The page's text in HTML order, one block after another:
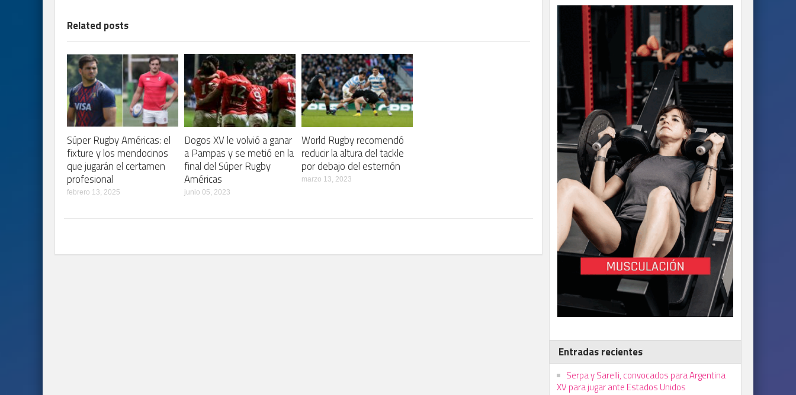
Related posts
Súper Rugby Américas: el
fixture y los mendocinos
que jugarán el certamen
profesional
febrero 13, 2025
Dogos XV le volvió a ganar
a Pampas y se metió en la
final del Súper Rugby
Américas
junio 05, 2023
World Rugby recomendó
reducir la altura del tackle
por debajo del esternón
marzo 13, 2023
Entradas recientes
Serpa y Sarelli, convocados para Argentina
XV para jugar ante Estados Unidos